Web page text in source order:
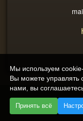
2013 - 2026
©
Мы используем
Вы можете управлять
нами, вы
Принять всё